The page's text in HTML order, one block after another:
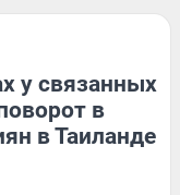
у связанных
в
в Таиланде